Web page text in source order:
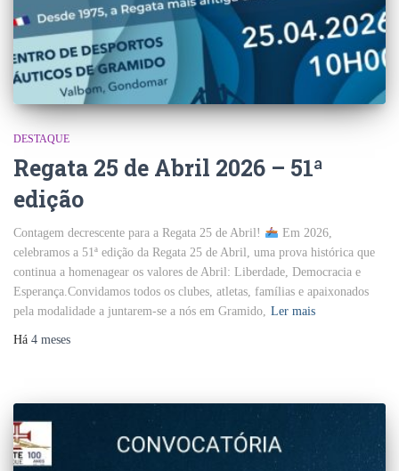
DESTAQUE
Regata 25 de Abril 2026 – 51ª
edição
Contagem decrescente para a Regata 25 de Abril!
Em 2026,
celebramos a 51ª edição da Regata 25 de Abril, uma prova histórica que
continua a homenagear os valores de Abril: Liberdade, Democracia e
Esperança.Convidamos todos os clubes, atletas, famílias e apaixonados
pela modalidade a juntarem-se a nós em Gramido, Ler mais
Há 4 meses